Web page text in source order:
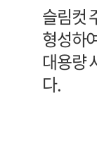
슬림컷
형성하
대용량
다.